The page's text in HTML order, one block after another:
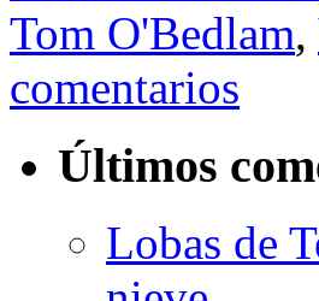
Tom O'Bedlam,
comentarios
Últimos
Lobas de